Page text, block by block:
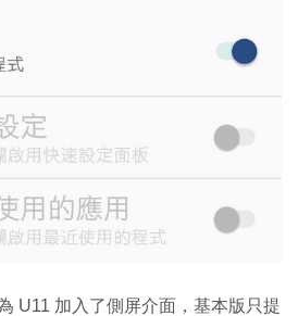
U11 加入了側屏介面，基本版只提